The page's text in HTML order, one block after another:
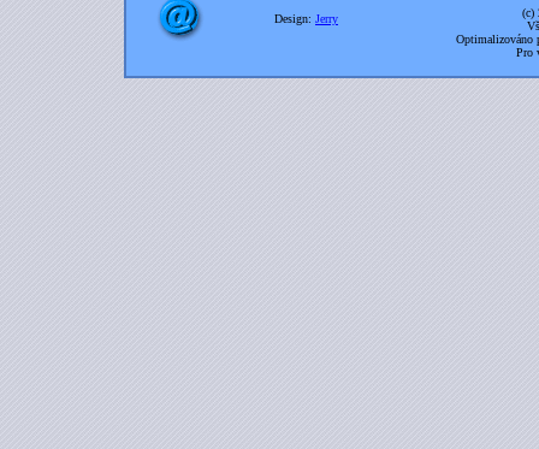
Design: Jerry
(c)
Optimalizováno
Pro